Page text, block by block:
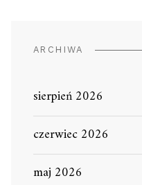
ARCHIWA
sierpień 2026
czerwiec 2026
maj 2026